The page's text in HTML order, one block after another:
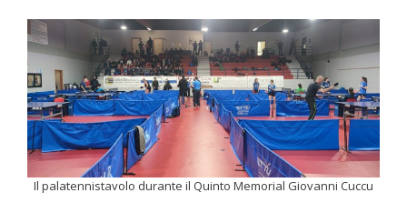
Il palatennistavolo durante il Quinto Memorial Giovanni Cuccu